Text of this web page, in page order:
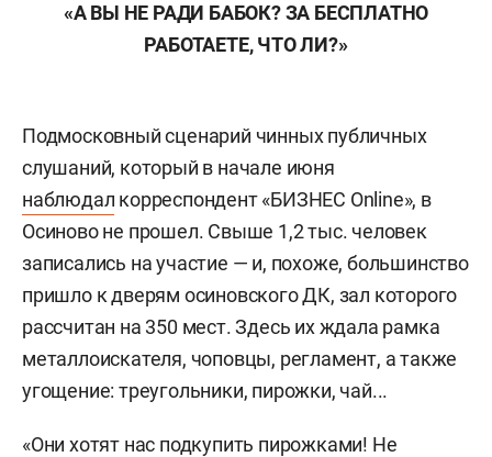
«А ВЫ НЕ РАДИ БАБОК? ЗА БЕСПЛАТНО
РАБОТАЕТЕ, ЧТО ЛИ?»
Подмосковный сценарий чинных публичных
слушаний, который в начале июня
наблюдал корреспондент «БИЗНЕС Online», в
Осиново не прошел. Свыше 1,2 тыс. человек
записались на участие — и, похоже, большинство
пришло к дверям осиновского ДК, зал которого
рассчитан на 350 мест. Здесь их ждала рамка
металлоискателя, чоповцы, регламент, а также
угощение: треугольники, пирожки, чай...
«Они хотят нас подкупить пирожками! Не